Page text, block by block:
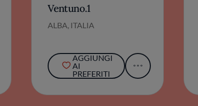
Ventuno.1
ALBA, ITALIA
AGGIUNGI
AI
PREFERITI